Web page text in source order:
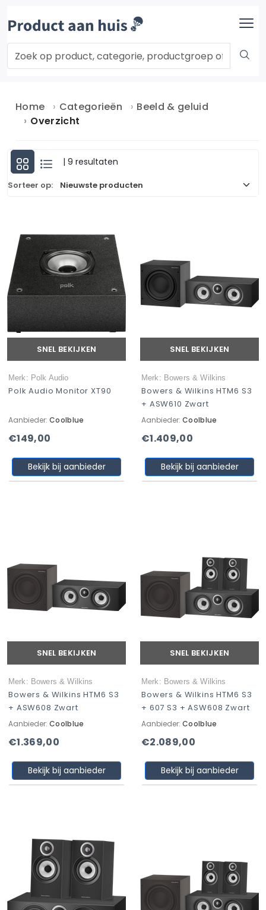
Home Categorieën
Beeld & geluid
Overzicht
| 9 resultaten
Sorteer op:
SNEL BEKIJKEN
Merk: Polk Audio
Polk Audio Monitor XT90
Aanbieder: Coolblue
€149,00
Bekijk bij aanbieder
SNEL BEKIJKEN
Merk: Bowers & Wilkins
Bowers & Wilkins HTM6 S3
+ ASW610 Zwart
Aanbieder: Coolblue
€1.409,00
Bekijk bij aanbieder
SNEL BEKIJKEN
Merk: Bowers & Wilkins
Bowers & Wilkins HTM6 S3
+ ASW608 Zwart
Aanbieder: Coolblue
€1.369,00
Bekijk bij aanbieder
SNEL BEKIJKEN
Merk: Bowers & Wilkins
Bowers & Wilkins HTM6 S3
+ 607 S3 + ASW608 Zwart
Aanbieder: Coolblue
€2.089,00
Bekijk bij aanbieder